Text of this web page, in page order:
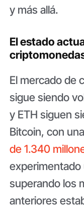
y más allá.
El estado
El mercado de
sigue siendo
y ETH siguen
Bitcoin, con
de 1.340
experimentado
superando los
anteriores